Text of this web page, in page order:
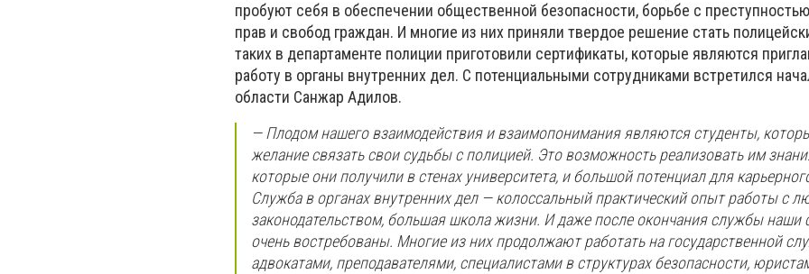
пробуют себя в обеспечении общественной безопасности, борьбе с
прав и свобод граждан. И многие из них приняли твердое решение стать
таких в департаменте полиции приготовили сертификаты, которые являются
работу в органы внутренних дел. С потенциальными сотрудниками встретился
области Санжар Адилов.
— Плодом нашего взаимодействия и взаимопонимания являются студенты,
желание связать свои судьбы с полицией. Это возможность реализовать им
которые они получили в стенах университета, и большой потенциал для
Служба в органах внутренних дел — колоссальный практический опыт работы с
законодательством, большая школа жизни. И даже после окончания службы наши
очень востребованы. Многие из них продолжают работать на государственной
адвокатами, преподавателями, специалистами в структурах безопасности,